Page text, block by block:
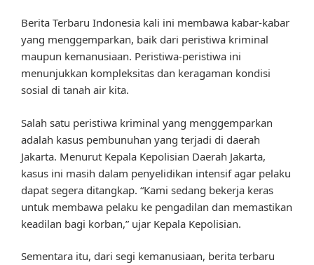
Berita Terbaru Indonesia kali ini membawa kabar-kabar
yang menggemparkan, baik dari peristiwa kriminal
maupun kemanusiaan. Peristiwa-peristiwa ini
menunjukkan kompleksitas dan keragaman kondisi
sosial di tanah air kita.
Salah satu peristiwa kriminal yang menggemparkan
adalah kasus pembunuhan yang terjadi di daerah
Jakarta. Menurut Kepala Kepolisian Daerah Jakarta,
kasus ini masih dalam penyelidikan intensif agar pelaku
dapat segera ditangkap. “Kami sedang bekerja keras
untuk membawa pelaku ke pengadilan dan memastikan
keadilan bagi korban,” ujar Kepala Kepolisian.
Sementara itu, dari segi kemanusiaan, berita terbaru